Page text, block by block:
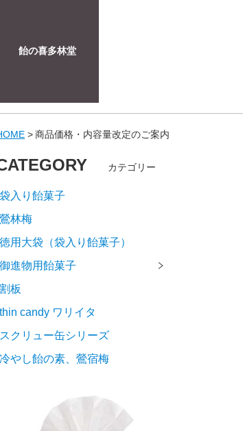
飴の喜多林堂
商品価格・内容量改定のご案内
カテゴリー
袋入り飴菓子
鶯林梅
徳用大袋（袋入り飴菓子）
御進物用飴菓子
割板
thin candy ワリイタ
スクリュー缶シリーズ
冷やし飴の素、鶯宿梅